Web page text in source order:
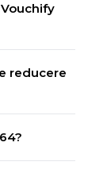
reducere